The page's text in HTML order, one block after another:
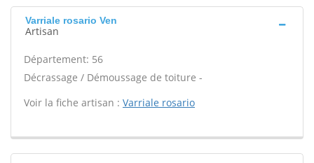
Varriale rosario Ven
Artisan
Département: 56
Décrassage / Démoussage de toiture -
Voir la fiche artisan : Varriale rosario